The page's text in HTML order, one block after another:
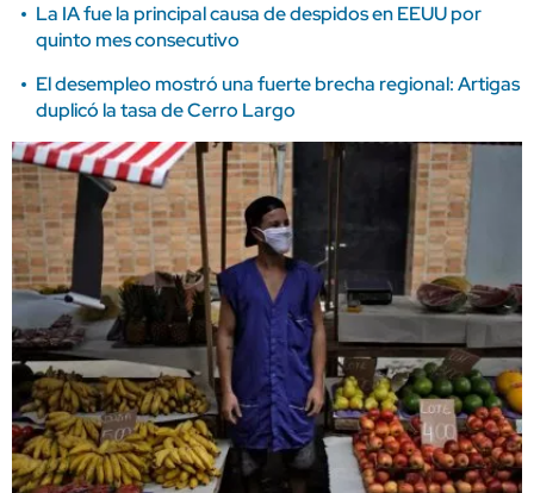
La IA fue la principal causa de despidos en EEUU por
quinto mes consecutivo
El desempleo mostró una fuerte brecha regional: Artigas
duplicó la tasa de Cerro Largo